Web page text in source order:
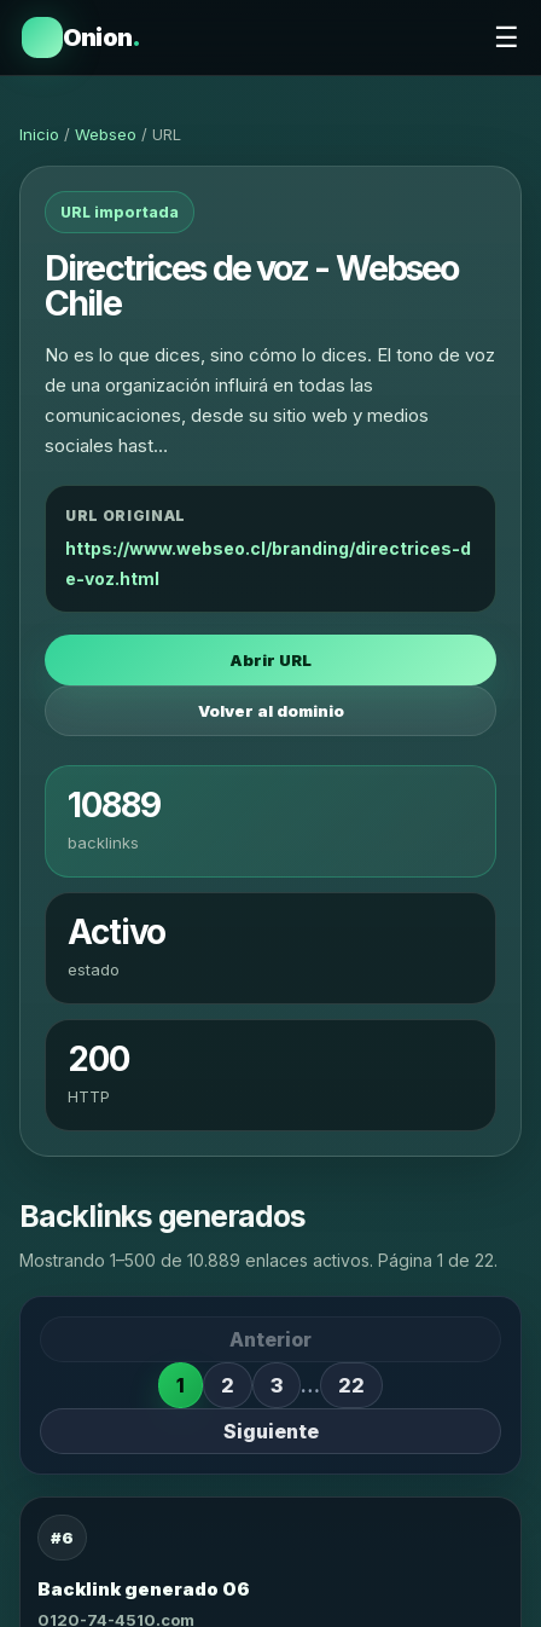
Onion. ☰
Inicio / Webseo / URL
URL importada
Directrices de voz - Webseo
Chile
No es lo que dices, sino cómo lo dices. El tono de voz
de una organización influirá en todas las
comunicaciones, desde su sitio web y medios
sociales hast…
URL ORIGINAL
https://www.webseo.cl/branding/directrices-d
e-voz.html
Abrir URL
Volver al dominio
10889
backlinks
Activo
estado
200
HTTP
Backlinks generados
Mostrando 1–500 de 10.889 enlaces activos. Página 1 de 22.
Anterior
1
2 3 …
22
Siguiente
#6
Backlink generado 06
0120-74-4510.com